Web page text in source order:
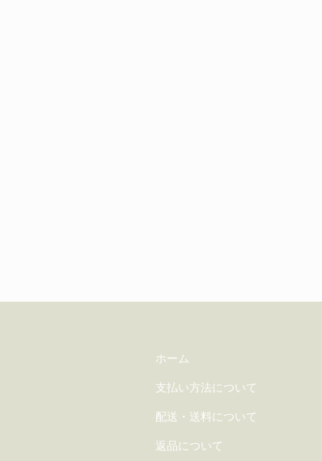
ホーム
支払い方法について
配送・送料について
返品について